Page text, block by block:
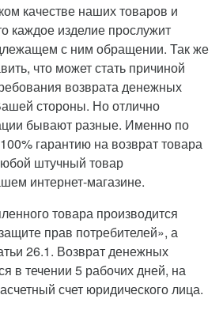
качестве наших товаров и
каждое изделие прослужит
с ним обращении. Так же
что может стать причиной
возврата денежных
стороны. Но отлично
бывают разные. Именно по
гарантию на возврат товара
штучный товар
интернет-магазине.
товара производится
прав потребителей», а
26.1. Возврат денежных
в течении 5 рабочих дней, на
счет юридического лица.